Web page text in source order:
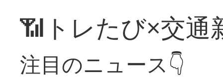
📶トレたび×交通
注目のニュース👇